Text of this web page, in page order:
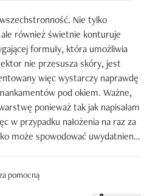
Nie tylko
również świetnie konturuje
formuły, która umożliwia
nie przesusza skóry, jest
więc wystarczy naprawdę
pod okiem. Ważne,
ponieważ tak jak napisałam
w przypadku nałożenia na raz za
może spowodować uwydatnienie
pomocną